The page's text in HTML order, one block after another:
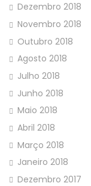
Dezembro 2018
Novembro 2018
Outubro 2018
Agosto 2018
Julho 2018
Junho 2018
Maio 2018
Abril 2018
Março 2018
Janeiro 2018
Dezembro 2017